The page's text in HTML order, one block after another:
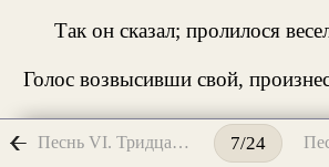
Так он сказал; пролилося
Голос возвысивши свой,
«Дий, наш отец, да исполнится
Песнь VI. Тридцать второй день 7/24